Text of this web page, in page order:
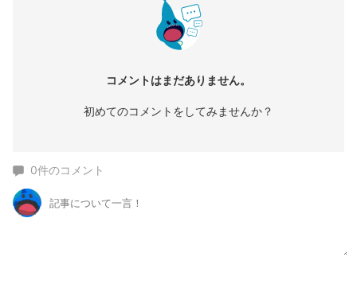
コメントはまだありません。
初めてのコメントをしてみませんか？
0件のコメント